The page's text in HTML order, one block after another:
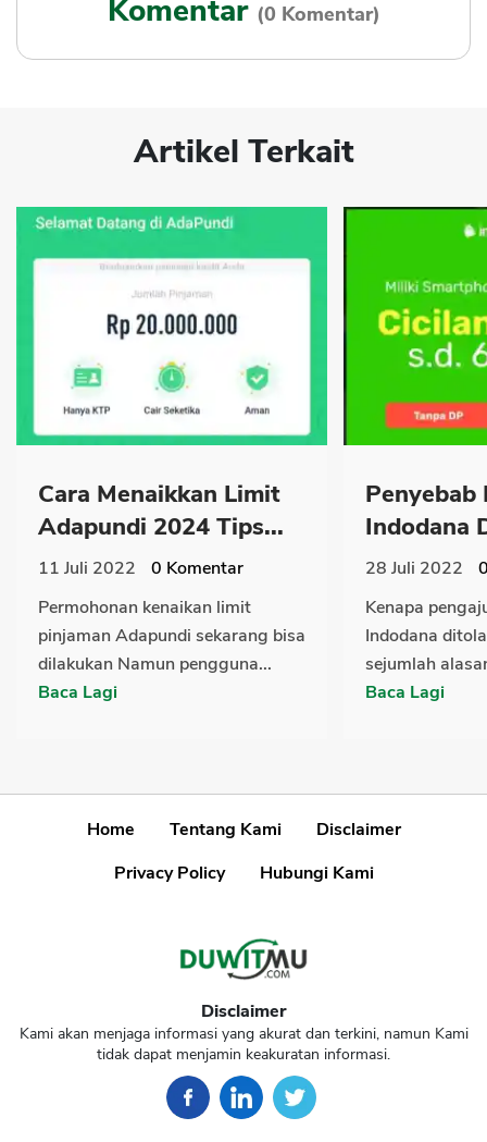
Komentar (0 Komentar)
Artikel Terkait
Cara Menaikkan Limit
Adapundi 2024 Tips...
11 Juli 2022 0 Komentar
Permohonan kenaikan limit
pinjaman Adapundi sekarang bisa
dilakukan Namun pengguna...
Baca Lagi
Penyebab
Indodana
28 Juli 2022
Kenapa
Indodana
sejumlah
Baca Lagi
Home Tentang Kami
Disclaimer
Privacy Policy
Hubungi Kami
Disclaimer
Kami akan menjaga informasi yang akurat dan terkini, namun Kami
tidak dapat menjamin keakuratan informasi.